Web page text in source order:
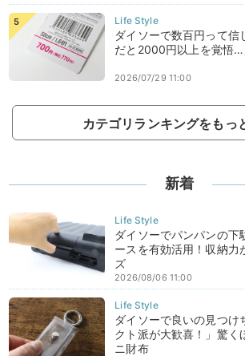
ダイソーで数百円って信
だと2000円以上を覚悟
2026/07/29 11:00
カテゴリランキングをもっ
新着
ダイソーでパンパンの下
ースを有効活用！収納力
ズ
2026/08/06 11:00
ダイソーで良いの見つけ
クト派が大歓喜！」驚く
ニ財布